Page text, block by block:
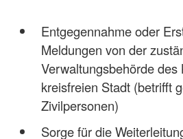
Entgegennahme oder
Meldungen von der
Verwaltungsbehörde des
kreisfreien Stadt (betrifft
Zivilpersonen)
Sorge für die